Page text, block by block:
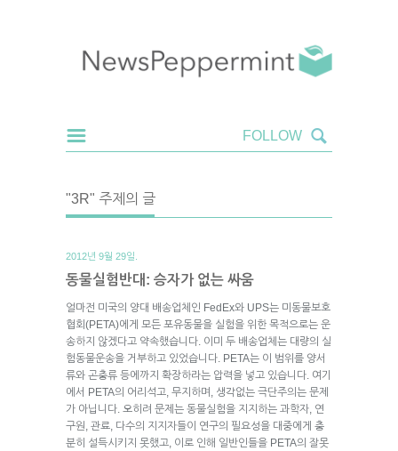
"3R" 주제의 글
2012년 9월 29일.
동물실험반대: 승자가 없는 싸움
얼마전 미국의 양대 배송업체인 FedEx와 UPS는 미동물보호
협회(PETA)에게 모든 포유동물을 실험을 위한 목적으로는 운
송하지 않겠다고 약속했습니다. 이미 두 배송업체는 대량의 실
험동물운송을 거부하고 있었습니다. PETA는 이 범위를 양서
류와 곤충류 등에까지 확장하라는 압력을 넣고 있습니다. 여기
에서 PETA의 어리석고, 무지하며, 생각없는 극단주의는 문제
가 아닙니다. 오히려 문제는 동물실험을 지지하는 과학자, 연
구원, 관료, 다수의 지지자들이 연구의 필요성을 대중에게 충
분히 설득시키지 못했고, 이로 인해 일반인들을 PETA의 잘못